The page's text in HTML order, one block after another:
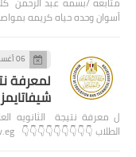
أسوان وحده حياه كريمه
06 أغسطس 2022
شيفاتايمز
الطلاب 👇👇👇👇👇👇👇👇👇 https://g12.emis.gov.eg/ وال…